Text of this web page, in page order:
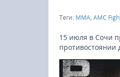
Теги: MMA, AMC
15 июля в Сочи
противостоянии